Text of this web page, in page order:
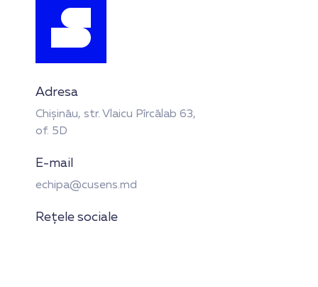
Adresa
Chișinău, str. Vlaicu Pîrcălab 63,
of. 5D
E-mail
echipa@cusens.md
Rețele sociale